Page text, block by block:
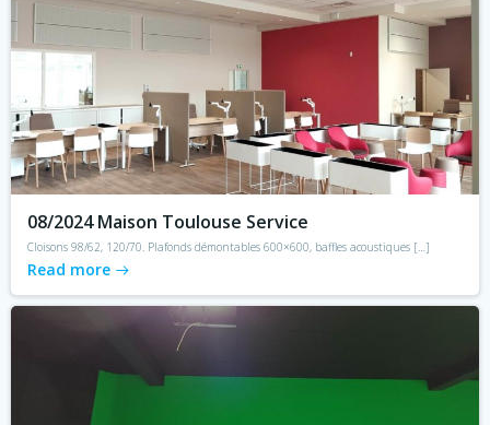
08/2024 Maison Toulouse Service
Cloisons 98/62, 120/70. Plafonds démontables 600×600, baffles acoustiques […]
Read more